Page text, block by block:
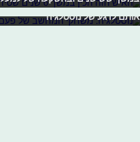
גרסאות, היו כמה משחקים פשוטים
אותם לרגע של נוסטלגיה